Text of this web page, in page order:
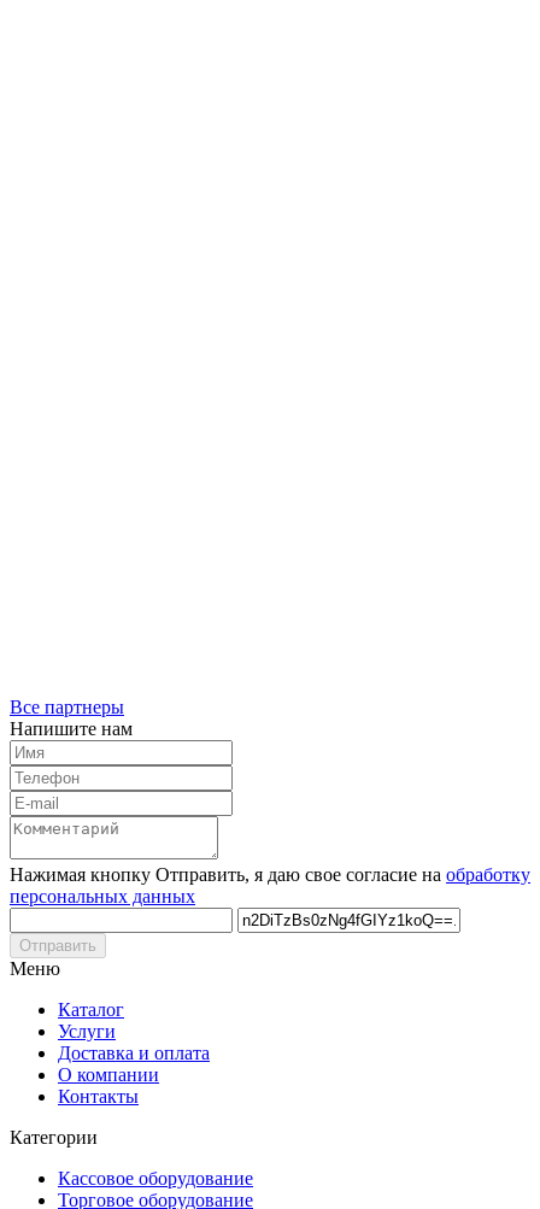
Все партнеры
Напишите нам
Нажимая кнопку Отправить, я даю свое согласие на обработку
персональных данных
Отправить
Меню
Каталог
Услуги
Доставка и оплата
О компании
Контакты
Категории
Кассовое оборудование
Торговое оборудование